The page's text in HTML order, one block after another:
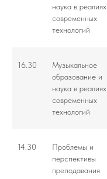
наука в реалиях
современных
технологий
16.30
Музыкальное
образование и
наука в реалиях
современных
технологий
14.30
Проблемы и
перспективы
преподавания